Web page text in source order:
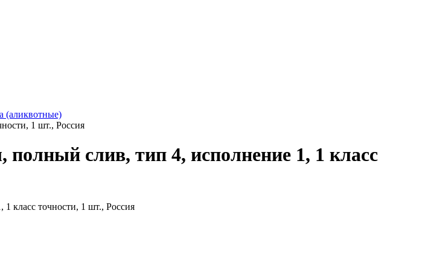
(аликвотные)
1 шт., Россия
слив, тип 4, исполнение 1, 1 класс